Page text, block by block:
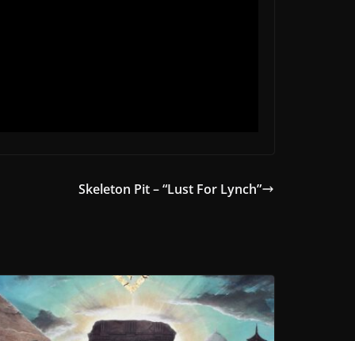
Skeleton Pit – “Lust For Lynch”